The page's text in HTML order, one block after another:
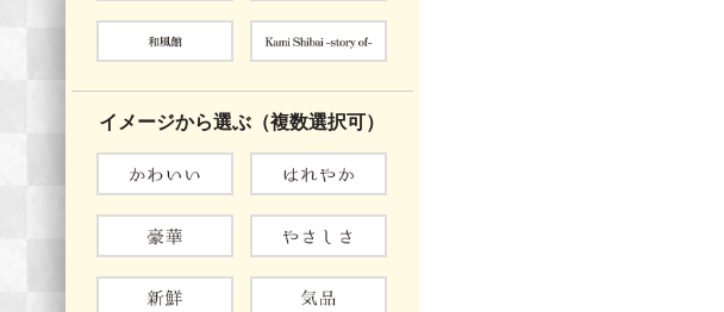
イメージから選ぶ（複数選択可）